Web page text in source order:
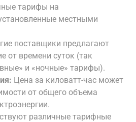
тарифы на
местными
поставщики предлагают
от времени суток (так
и «ночные» тарифы).
Цена за киловатт-час может
от общего объема
различные тарифные